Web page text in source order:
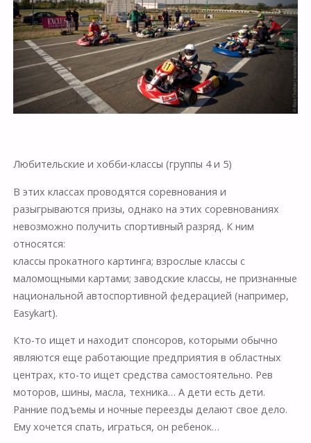
Любительские и хобби-классы (группы 4 и 5)
В этих классах проводятся соревнования и
разыгрываются призы, однако на этих соревнованиях
невозможно получить спортивный разряд. К ним
относятся:
классы прокатного картинга; взрослые классы с
маломощными картами; заводские классы, не признанные
национальной автоспортивной федерацией (например,
Easykart).
Кто-то ищет и находит спонсоров, которыми обычно
являются еще работающие предприятия в областных
центрах, кто-то ищет средства самостоятельно. Рев
моторов, шины, масла, техника… А дети есть дети.
Ранние подъемы и ночные переезды делают свое дело.
Ему хочется спать, играться, он ребенок…